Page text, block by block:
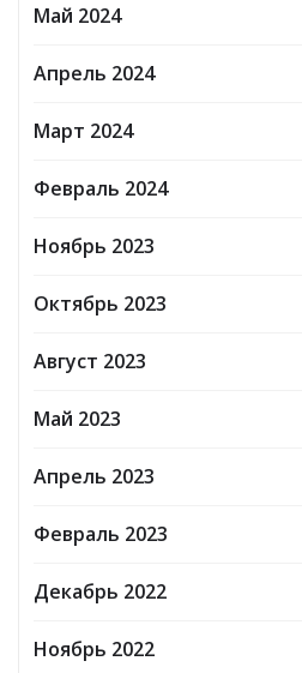
Май 2024
Апрель 2024
Март 2024
Февраль 2024
Ноябрь 2023
Октябрь 2023
Август 2023
Май 2023
Апрель 2023
Февраль 2023
Декабрь 2022
Ноябрь 2022